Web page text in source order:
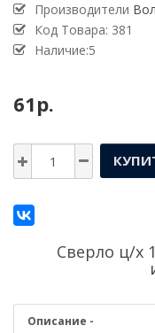
Производители
Код Товара: 381
Наличие:5
61р.
Сверло ц/х
Описание -